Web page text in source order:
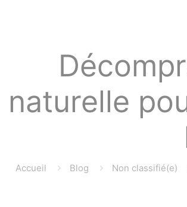
naturelle
Accueil Blog Non classifié(e)